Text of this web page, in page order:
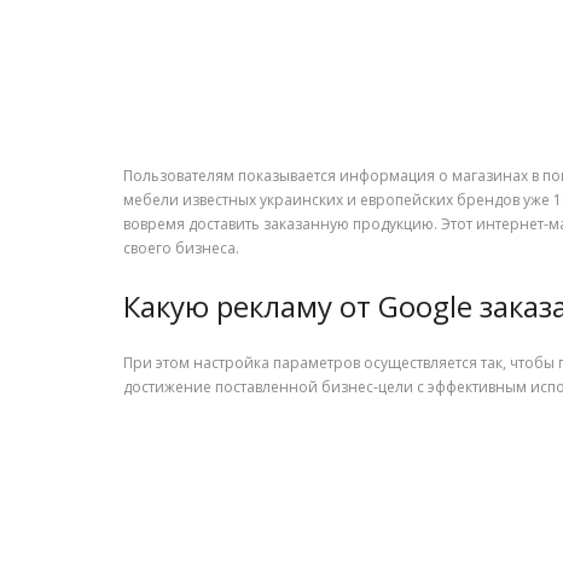
Пользователям показывается информация о магазинах в
мебели известных украинских и европейских брендов уже
вовремя доставить заказанную продукцию. Этот
своего бизнеса.
Какую рекламу от Google
При этом настройка параметров осуществляется так,
достижение поставленной бизнес-цели с эффективным